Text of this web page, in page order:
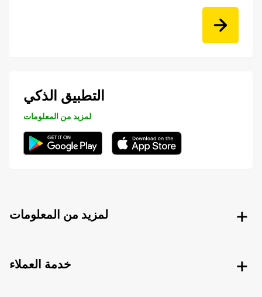
التطبيق الذكي
لمزيد من المعلومات
لمزيد من المعلومات
خدمة العملاء